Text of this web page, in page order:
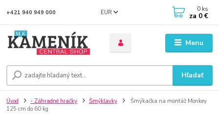
Menu
EUR
Hľadať
+421 940 949 000 0 ks
za 0 €
Úvod - Záhradné hračky Šmýkľavky
Šmýkačka na montáž Monkey
125 cm do 60 kg